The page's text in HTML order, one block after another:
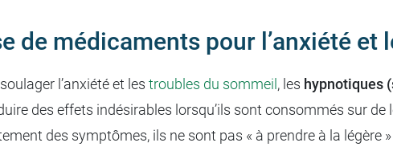
de médicaments pour l’anxiété
l’anxiété et les troubles du sommeil , les hypnotiques
des effets indésirables lorsqu’ils sont consommés sur de
des symptômes, ils ne sont pas « à prendre à la légère